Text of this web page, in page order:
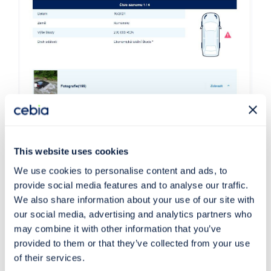
This website uses cookies
We use cookies to personalise content and ads, to
provide social media features and to analyse our traffic.
We also share information about your use of our site with
our social media, advertising and analytics partners who
may combine it with other information that you’ve
provided to them or that they’ve collected from your use
of their services.
Fyzickou prohlídku svěřte
profesionálům